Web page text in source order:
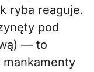
ryba reaguje.
pod
— to